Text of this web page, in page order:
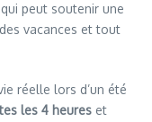
peut soutenir une
vacances et tout
réelle lors d’un été
les 4 heures et